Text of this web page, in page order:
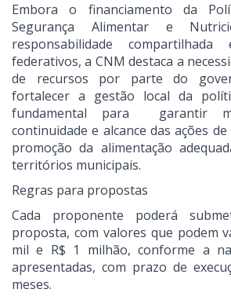
Embora o financiamento da
Segurança Alimentar e
responsabilidade
federativos, a CNM destaca a
de recursos por parte do
fortalecer a gestão local da
fundamental para garantir
continuidade e alcance das ações
promoção da alimentação
territórios municipais.
Regras para propostas
Cada proponente poderá
proposta, com valores que podem
mil e R$ 1 milhão, conforme a
apresentadas, com prazo de
meses.